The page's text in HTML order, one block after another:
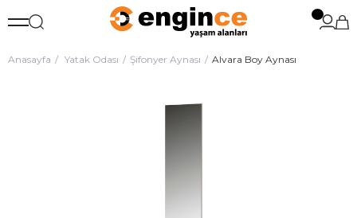
Anasayfa Yatak Odası Şifonyer Aynası Alvara Boy Aynası